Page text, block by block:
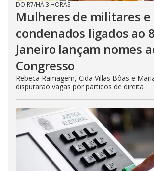
DO R7/HÁ 3 HORAS
Mulheres de militares e
condenados ligados ao
Janeiro lançam nomes
Congresso
Rebeca Ramagem, Cida Villas Bôas e
disputarão vagas por partidos de direita